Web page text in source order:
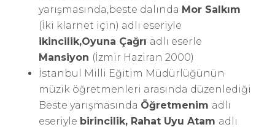
yarışmasında,beste dalında Mor Salkım
(İki klarnet için) adlı eseriyle
ikincilik,Oyuna Çağrı adlı eserle
Mansiyon (İzmir Haziran 2000)
İstanbul Milli Eğitim Müdürlüğünün
müzik öğretmenleri arasında düzenlediği
Beste yarışmasında Öğretmenim adlı
eseriyle birincilik, Rahat Uyu Atam adlı